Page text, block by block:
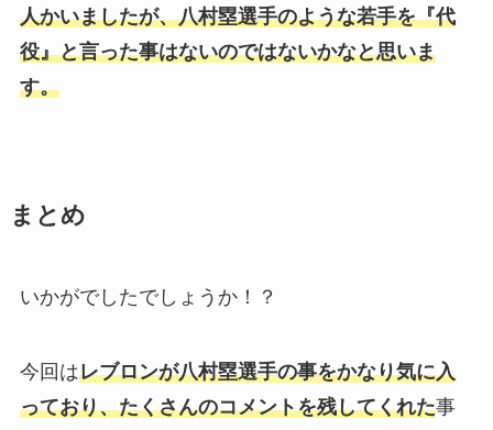
人かいましたが、八村塁選手のような若手を『代
役』と言った事はないのではないかなと思いま
す。
まとめ
いかがでしたでしょうか！？
今回はレブロンが八村塁選手の事をかなり気に入
っており、たくさんのコメントを残してくれた事